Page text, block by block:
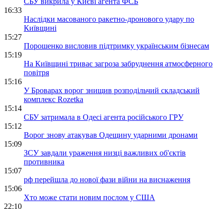
16:33
Наслідки масованого ракетно-дронового удару по
Київщині
15:27
Порошенко висловив підтримку українським бізнесам
15:19
На Київщині триває загроза забруднення атмосферного
повітря
15:16
У Броварах ворог знищив розподільчий складський
комплекс Rozetka
15:14
СБУ затримала в Одесі агента російського ГРУ
15:12
Ворог знову атакував Одещину ударними дронами
15:09
ЗСУ завдали ураження низці важливих об'єктів
противника
15:07
рф перейшла до нової фази війни на виснаження
15:06
Хто може стати новим послом у США
22:10